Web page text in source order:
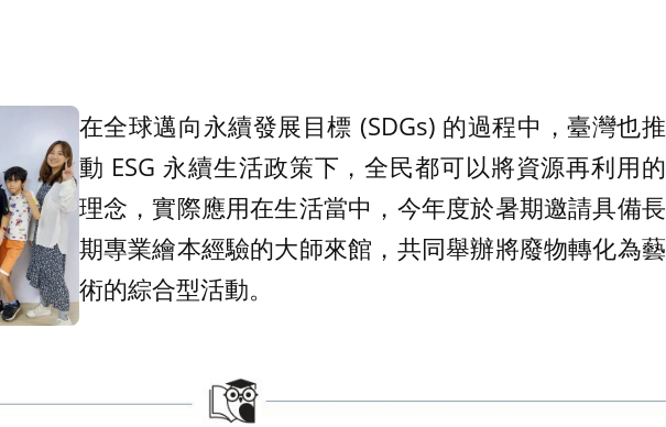
在全球邁向永續發展目標 (SDGs) 的過程中，臺灣也推
動 ESG 永續生活政策下，全民都可以將資源再利用的
理念，實際應用在生活當中，今年度於暑期邀請具備長
期專業繪本經驗的大師來館，共同舉辦將廢物轉化為藝
術的綜合型活動。